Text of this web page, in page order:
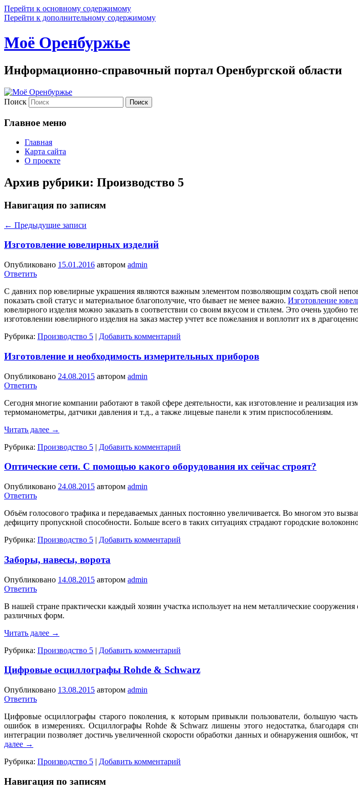
Перейти к основному содержимому
Перейти к дополнительному содержимому
Моё Оренбуржье
Информационно-справочный портал Оренбургской области
Поиск
Главное меню
Главная
Карта сайта
О проекте
Архив рубрики: Производство 5
Навигация по записям
← Предыдущие записи
Изготовление ювелирных изделий
Опубликовано 15.01.2016 автором admin
Ответить
С давних пор ювелирные украшения являются важным элементом позволяющим создать свой
показать свой статус и материальное благополучие, что бывает не менее важно. Изготовление
ювелирного изделия можно заказать в соответствии со своим вкусом и стилем. Это очень удобно
изготовлении ювелирного изделия на заказ мастер учтет все пожелания и воплотит их в
Рубрика: Производство 5 | Добавить комментарий
Изготовление и необходимость измерительных приборов
Опубликовано 24.08.2015 автором admin
Ответить
Сегодня многие компании работают в такой сфере деятельности, как изготовление и реализация
термоманометры, датчики давления и т.д., а также лицевые панели к этим приспособлениям.
Читать далее →
Рубрика: Производство 5 | Добавить комментарий
Оптические сети. С помощью какого оборудования их сейчас строят?
Опубликовано 24.08.2015 автором admin
Ответить
Объём голосового трафика и передаваемых данных постоянно увеличивается. Во многом это
дефициту пропускной способности. Больше всего в таких ситуациях страдают городские
Рубрика: Производство 5 | Добавить комментарий
Заборы, навесы, ворота
Опубликовано 14.08.2015 автором admin
Ответить
В нашей стране практически каждый хозяин участка использует на нем металлические
различных форм.
Читать далее →
Рубрика: Производство 5 | Добавить комментарий
Цифровые осциллографы Rohde & Schwarz
Опубликовано 13.08.2015 автором admin
Ответить
Цифровые осциллографы старого поколения, к которым привыкли пользователи, большую
ошибок в измерениях. Осциллографы Rohde & Schwarz лишены этого недостатка, благодаря
интеграции позволяет достичь увеличенной скорости обработки данных и обнаружения ошибок,
далее →
Рубрика: Производство 5 | Добавить комментарий
Навигация по записям